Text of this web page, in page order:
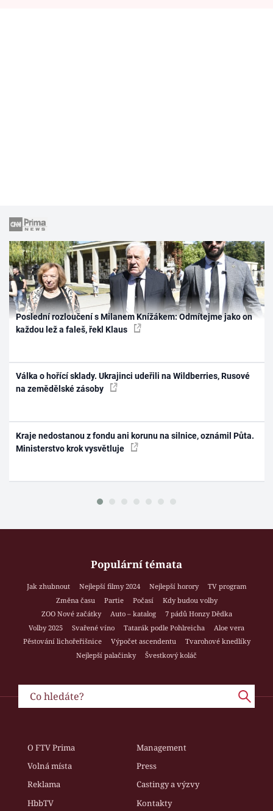
Poslední rozloučení s Milanem Knížákem: Odmítejme jako on
každou lež a faleš, řekl Klaus
Válka o hořící sklady. Ukrajinci udeřili na Wildberries, Rusové
na zemědělské zásoby
Kraje nedostanou z fondu ani korunu na silnice, oznámil Půta.
Ministerstvo krok vysvětluje
Populární témata
Jak zhubnout Nejlepší filmy 2024 Nejlepší horory
TV program
Změna času
Partie Počasí
Kdy budou volby
ZOO Nové začátky
Auto – katalog
7 pádů Honzy Dědka
Volby 2025
Svařené víno Tatarák podle Pohlreicha
Aloe vera
Pěstování lichořeřišnice
Výpočet ascendentu
Tvarohové knedlíky
Nejlepší palačinky
Švestkový koláč
O FTV Prima
Management
Volná místa
Press
Reklama
Castingy a výzvy
HbbTV
Kontakty